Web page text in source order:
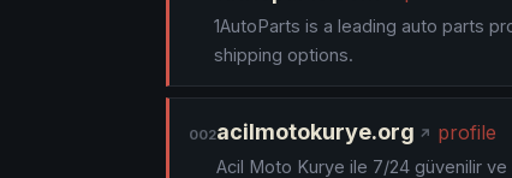
1AutoParts is a leading auto parts
shipping options.
002acilmotokurye.org profile
Acil Moto Kurye ile 7/24 güvenilir